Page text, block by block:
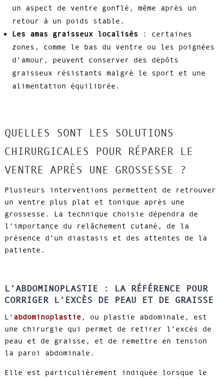
un aspect de ventre gonflé, même après un
retour à un poids stable.
Les amas graisseux localisés : certaines
zones, comme le bas du ventre ou les poignées
d’amour, peuvent conserver des dépôts
graisseux résistants malgré le sport et une
alimentation équilibrée.
QUELLES SONT LES SOLUTIONS
CHIRURGICALES POUR RÉPARER LE
VENTRE APRÈS UNE GROSSESSE ?
Plusieurs interventions permettent de retrouver
un ventre plus plat et tonique après une
grossesse. La technique choisie dépendra de
l’importance du relâchement cutané, de la
présence d’un diastasis et des attentes de la
patiente.
L’ABDOMINOPLASTIE : LA RÉFÉRENCE POUR
CORRIGER L’EXCÈS DE PEAU ET DE GRAISSE
L’ abdominoplastie, ou plastie abdominale, est
une chirurgie qui permet de retirer l’excès de
peau et de graisse, et de remettre en tension
la paroi abdominale.
Elle est particulièrement indiquée lorsque le